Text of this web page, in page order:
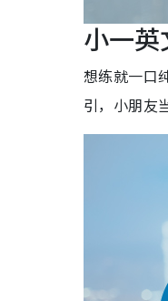
小一
想练就一口
引，小朋友